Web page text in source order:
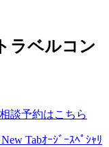
ラベルコン
談予約はこちら
Tabｵｰｼﾞｰｽﾍﾟｼｬﾘ